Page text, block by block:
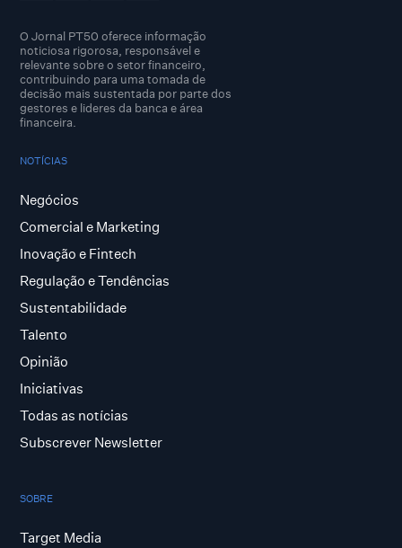
O Jornal PT50 oferece informação
noticiosa rigorosa, responsável e
relevante sobre o setor financeiro,
contribuindo para uma tomada de
decisão mais sustentada por parte dos
gestores e lideres da banca e área
financeira.
NOTÍCIAS
Negócios
Comercial e Marketing
Inovação e Fintech
Regulação e Tendências
Sustentabilidade
Talento
Opinião
Iniciativas
Todas as notícias
Subscrever Newsletter
SOBRE
Target Media